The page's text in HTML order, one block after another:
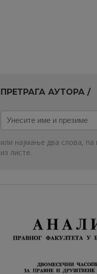
ПРЕТРАГА АУТОРА /
Унесите
име
и
презиме
или најмање два слова, па
из листе.